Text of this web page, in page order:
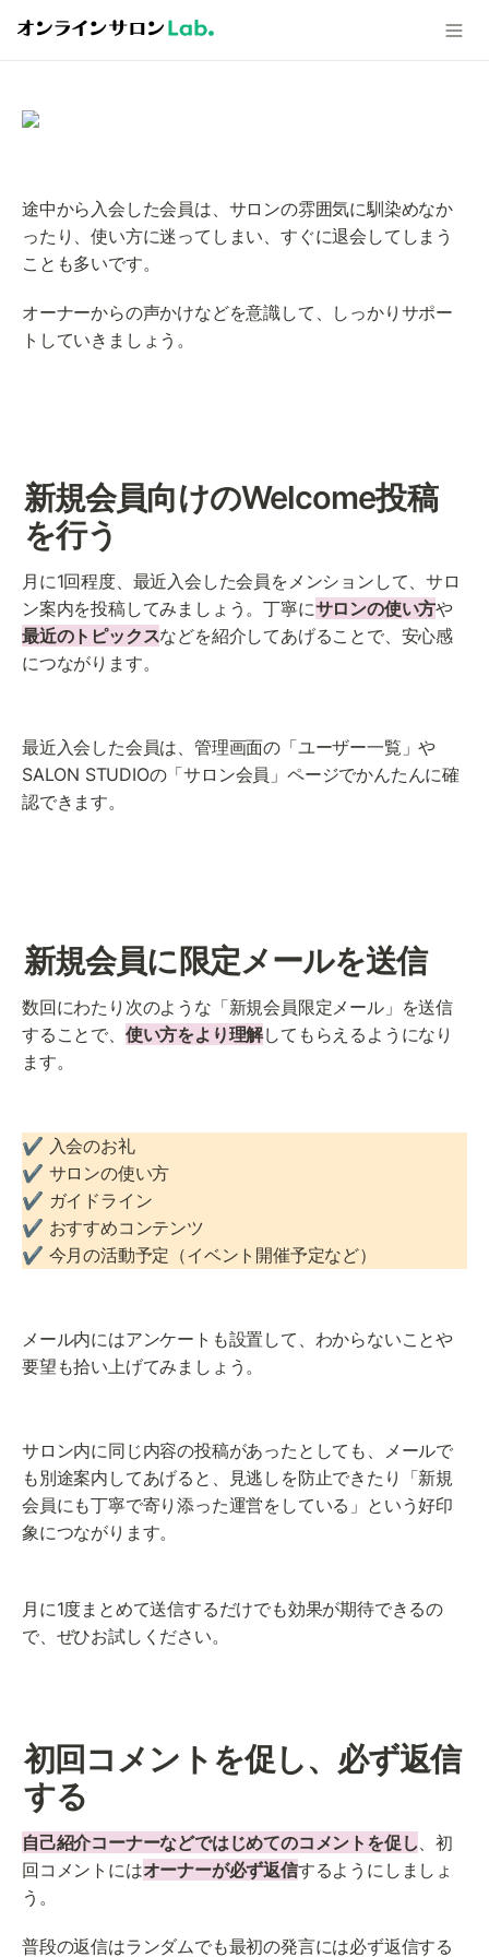
途中から入会した会員は、サロンの雰囲気に馴染めなか
ったり、使い方に迷ってしまい、すぐに退会してしまう
ことも多いです。
オーナーからの声かけなどを意識して、しっかりサポー
トしていきましょう。
新規会員向けのWelcome投稿
を行う
月に1回程度、最近入会した会員をメンションして、サロ
ン案内を投稿してみましょう。丁寧にサロンの使い方や
最近のトピックスなどを紹介してあげることで、安心感
につながります。
最近入会した会員は、管理画面の「ユーザー一覧」や
SALON STUDIOの「サロン会員」ページでかんたんに確
認できます。
新規会員に限定メールを送信
数回にわたり次のような「新規会員限定メール」を送信
することで、 使い方をより理解してもらえるようになり
ます。
✔️ 入会のお礼
✔️ サロンの使い方
✔️ ガイドライン
✔️ おすすめコンテンツ
✔️ 今月の活動予定（イベント開催予定など）
メール内にはアンケートも設置して、わからないことや
要望も拾い上げてみましょう。
サロン内に同じ内容の投稿があったとしても、メールで
も別途案内してあげると、見逃しを防止できたり「新規
会員にも丁寧で寄り添った運営をしている」という好印
象につながります。
月に1度まとめて送信するだけでも効果が期待できるの
初回コメントを促し、必ず返信
する
自己紹介コーナーなどではじめてのコメントを促し、初
回コメントにはオーナーが必ず返信するようにしましょ
う。
普段の返信はランダムでも最初の発言には必ず返信する